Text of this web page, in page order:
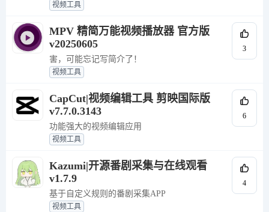
视频工具
MPV 精简万能视频播放器 官方版
v20250605
害，可能忘记写简介了！
视频工具
3
CapCut|视频编辑工具 剪映国际版
v7.7.0.3143
功能强大的视频编辑应用
视频工具
6
Kazumi|开源番剧采集与在线观看
v1.7.9
基于自定义规则的番剧采集APP
视频工具
4